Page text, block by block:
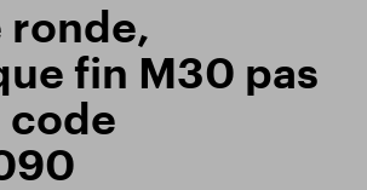
ronde,
fin M30 pas
code